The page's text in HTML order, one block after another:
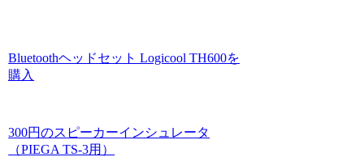
Bluetoothヘッドセット Logicool TH600を
購入
300円のスピーカーインシュレータ
（PIEGA TS-3用）